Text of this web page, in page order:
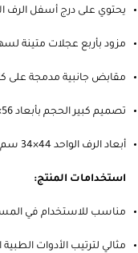
يحتوي على درج أسفل الرف
مزود بأربع عجلات متينة
مقابض جانبية مدمجة على
تصميم كبير الحجم بأبعاد 56×38.5×82.5 سم.
أبعاد الرف الواحد 44×34 سم لراحة أكبر في التخزين.
استخدامات المنتج:
مناسب للاستخدام في
مثالي لترتيب الأدوات